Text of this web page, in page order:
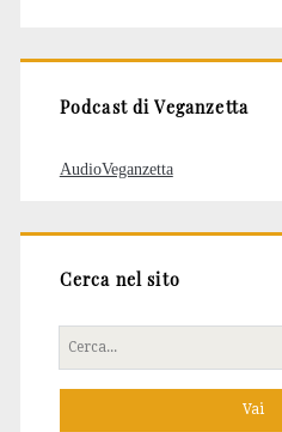
Podcast di Veganzetta
AudioVeganzetta
Cerca nel sito
Cerca
per: